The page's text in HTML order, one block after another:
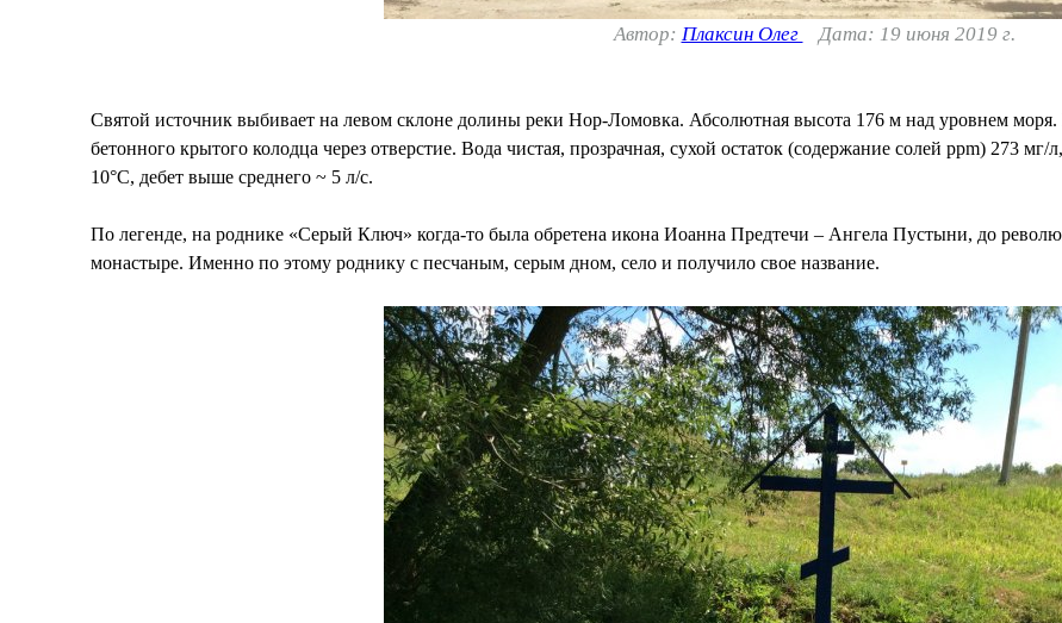
Автор: Плаксин Олег Дата: 19 июня 2019 г.
Святой источник выбивает на левом склоне долины реки Нор-Ломовка. Абсолютная высота 176 м над уровнем
бетонного крытого колодца через отверстие. Вода чистая, прозрачная, сухой остаток (содержание солей ppm) 273
10°C, дебет выше среднего ~ 5 л/с.
По легенде, на роднике «Серый Ключ» когда-то была обретена икона Иоанна Предтечи – Ангела Пустыни, до
монастыре. Именно по этому роднику с песчаным, серым дном, село и получило свое название.